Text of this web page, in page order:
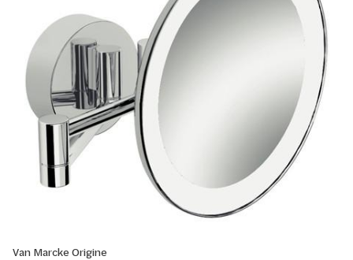
Van Marcke Origine